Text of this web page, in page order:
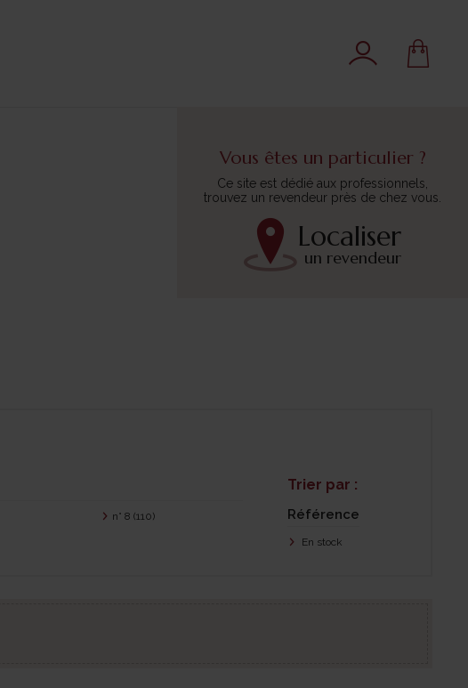
Vous êtes un particulier ?
Ce site est dédié aux professionnels,
trouvez un revendeur près de chez vous.
Localiser
un revendeur
Trier par :
Référence
En stock
n° 8(110)